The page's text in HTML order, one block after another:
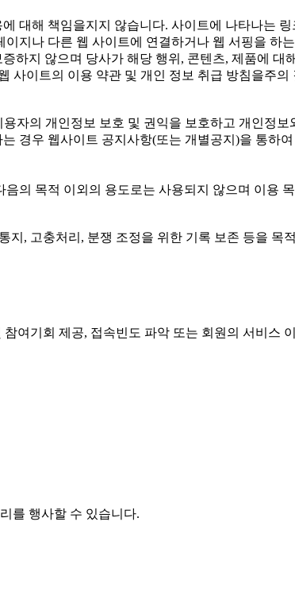
대해 책임을지지 않습니다. 사이트에 나타나는
지나 다른 웹 사이트에 연결하거나 웹 서핑을 하
하지 않으며 당사가 해당 행위, 콘텐츠, 제품에
사이트의 이용 약관 및 개인 정보 취급 방침을주의
자의 개인정보 보호 및 권익을 보호하고 개인정
경우 웹사이트 공지사항(또는 개별공지)을 통하
의 목적 이외의 용도로는 사용되지 않으며 이용
지, 고충처리, 분쟁 조정을 위한 기록 보존 등을 목
여기회 제공, 접속빈도 파악 또는 회원의 서비스
를 행사할 수 있습니다.